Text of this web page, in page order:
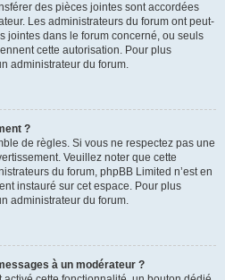
des pièces jointes sont accordées
Les administrateurs du forum ont peut-
jointes dans le forum concerné, ou seuls
cette autorisation. Pour plus
administrateur du forum.
?
de règles. Si vous ne respectez pas une
Veuillez noter que cette
du forum, phpBB Limited n’est en
instauré sur cet espace. Pour plus
administrateur du forum.
à un modérateur ?